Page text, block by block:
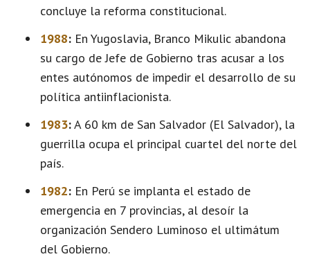
concluye la reforma constitucional.
1988: En Yugoslavia, Branco Mikulic abandona
su cargo de Jefe de Gobierno tras acusar a los
entes autónomos de impedir el desarrollo de su
política antiinflacionista.
1983:A 60 km de San Salvador (El Salvador), la
guerrilla ocupa el principal cuartel del norte del
país.
1982: En Perú se implanta el estado de
emergencia en 7 provincias, al desoír la
organización Sendero Luminoso el ultimátum
del Gobierno.